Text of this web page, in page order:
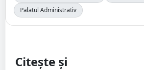
Palatul Administrativ
Citește și